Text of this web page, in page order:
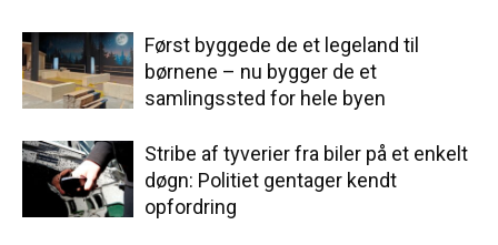
Først byggede de et legeland til
børnene – nu bygger de et
samlingssted for hele byen
Stribe af tyverier fra biler på et enkelt
døgn: Politiet gentager kendt
opfordring